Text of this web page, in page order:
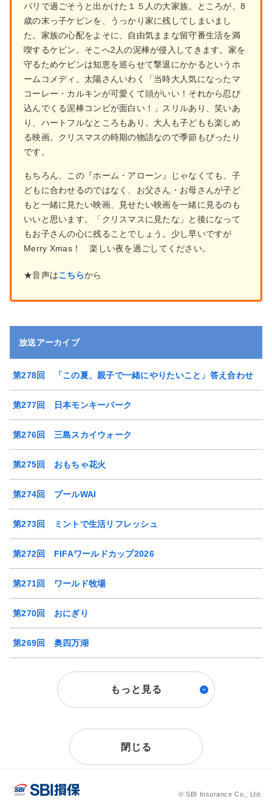
パリで過ごそうと出かけた１５人の大家族。ところが、8
歳の末っ子ケビンを、うっかり家に残してしまいまし
た。家族の心配をよそに、自由気ままな留守番生活を満
喫するケビン。そこへ2人の泥棒が侵入してきます。家を
守るためケビンは知恵を巡らせて撃退にかかるというホ
ームコメディ。太陽さんいわく「当時大人気になったマ
コーレー・カルキンが可愛くて頭がいい！それから忍び
込んでくる泥棒コンビが面白い！」スリルあり、笑いあ
り、ハートフルなところもあり。大人も子どもも楽しめ
る映画。クリスマスの時期の物語なので季節もぴったり
です。
もちろん、この『ホーム・アローン』じゃなくても、子
どもに合わせるのではなく、お父さん・お母さんが子ど
もと一緒に見たい映画、見せたい映画を一緒に見るのも
いいと思います。「クリスマスに見たな」と後になって
もお子さんの心に残ることでしょう。少し早いですが
Merry Xmas！ 楽しい夜を過ごしてください。
★音声はこちらから
放送アーカイブ
第278回 「この夏、親子で一緒にやりたいこと」答え合わせ
第277回 日本モンキーパーク
第276回 三島スカイウォーク
第275回 おもちゃ花火
第274回 プールWAI
第273回 ミントで生活リフレッシュ
第272回 FIFAワールドカップ2026
第271回 ワールド牧場
第270回 おにぎり
第269回 奥四万湖
もっと見る
閉じる
© SBI Insurance Co., Ltd.